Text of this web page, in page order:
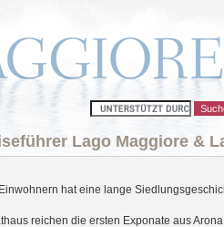
Lago Maggiore &
hat eine lange
reichen die ersten Exponate aus